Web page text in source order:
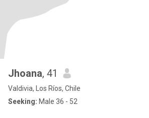
Jhoana, 41
Valdivia, Los Ríos, Chile
Seeking: Male 36 - 52